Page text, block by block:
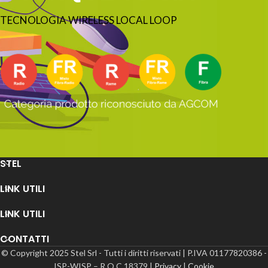
TECNOLOGIA WIRELESS LOCAL LOOP
STEL
LINK UTILI
LINK UTILI
CONTATTI
© Copyright 2025 Stel Srl - Tutti i diritti riservati | P.IVA 01177820386 -
ISP-WISP – R.O.C 18379 | Privacy | Cookie